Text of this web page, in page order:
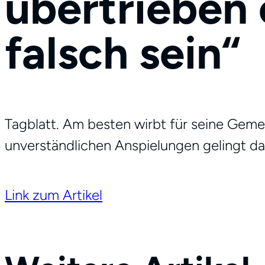
falsch sein“
Tagblatt. Am besten wirbt für seine
unverständlichen Anspielungen gelingt
Link zum Artikel